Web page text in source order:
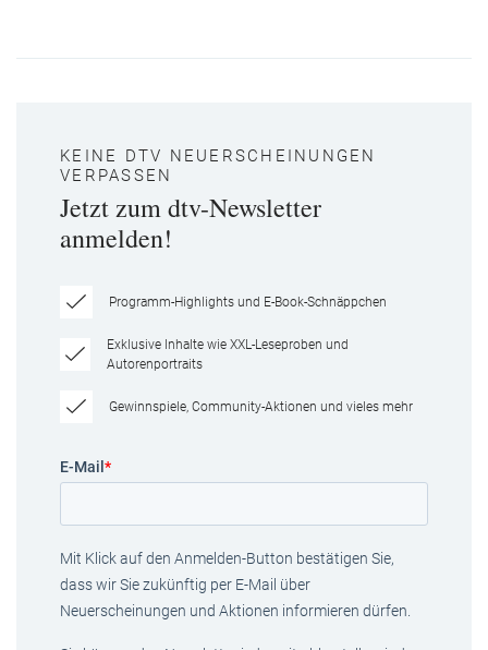
KEINE DTV NEUERSCHEINUNGEN
VERPASSEN
Jetzt zum dtv-Newsletter
anmelden!
Programm-Highlights und E-Book-Schnäppchen
Exklusive Inhalte wie XXL-Leseproben und
Autorenportraits
Gewinnspiele, Community-Aktionen und vieles mehr
E-Mail *
Mit Klick auf den Anmelden-Button bestätigen Sie,
dass wir Sie zukünftig per E-Mail über
Neuerscheinungen und Aktionen informieren dürfen.